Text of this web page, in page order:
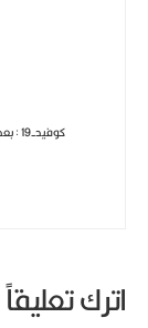
اترك تعليقاً